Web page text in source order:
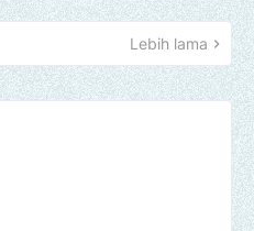
Lebih lama